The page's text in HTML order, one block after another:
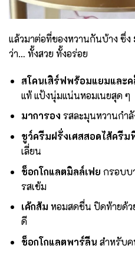
แล้วมาต่อที่ของหวานกันบ้าง ซึ่ง
ว่า… ทั้งสวย ทั้งอร่อย
สโคนเสิร์ฟพร้อมแยมและ
แท้ แป้งนุ่มแน่นหอมเนยสุด ๆ
มาการอง รสละมุนหวานกำ
ชูว์ครีมฝรั่งเศสสอดไส้ครีม
เลี่ยน
ช็อกโกแลตมิลล์เฟย กรอบบ
รสเข้ม
เค้กส้ม หอมสดชื่น ปิดท้ายด้ว
ดี
ช็อกโกแลตพาร์ลีน สำหรับ